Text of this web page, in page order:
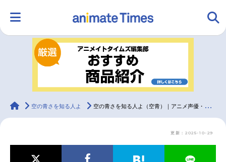
ランキング アニメ
ラジオ みんなの声
animateTimes
空の青さを知る人よ 空の青さを知る人よ（空青）｜アニメ声優・映画・動画配信情報・最新情報一覧
更新：2025-10-29